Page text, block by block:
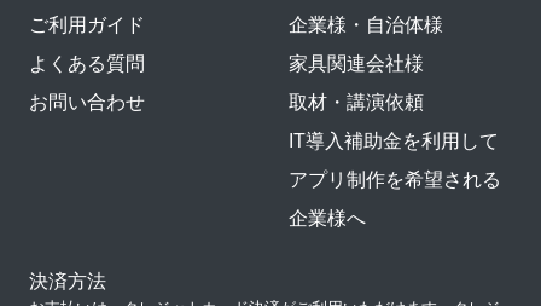
ご利用ガイド
よくある質問
お問い合わせ
企業様・自治体様
家具関連会社様
取材・講演依頼
IT導入補助金を利用して
アプリ制作を希望される
企業様へ
決済方法